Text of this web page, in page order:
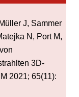
J, Sammer
N, Port M,
3D-
2021; 65(11):